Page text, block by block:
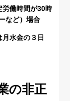
労働時間が30時
など）場合
水金の３日
の非正